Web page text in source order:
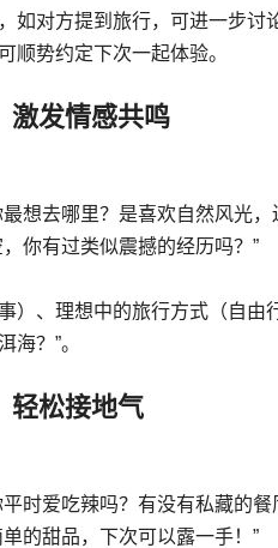
如对方提到旅行，可进一步讨
顺势约定下次一起体验。
激发情感共鸣
想去哪里？是喜欢自然风光，
你有过类似震撼的经历吗？”
）、理想中的旅行方式（自由
海？”。
轻松接地气
时爱吃辣吗？有没有私藏的餐
的甜品，下次可以露一手！”